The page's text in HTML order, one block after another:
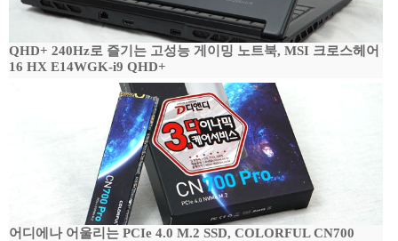
QHD+ 240Hz로 즐기는 고성능 게이밍 노트북, MSI 크로스헤어
16 HX E14WGK-i9 QHD+
어디에나 어울리는 PCIe 4.0 M.2 SSD, COLORFUL CN700